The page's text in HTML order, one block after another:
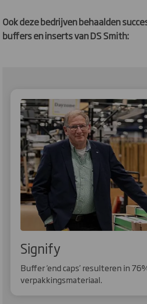
Ook deze bedrijven behaalden
buffers en inserts van DS Smith:
Signify
Buffer ‘end caps’ resulteren in
verpakkingsmateriaal.